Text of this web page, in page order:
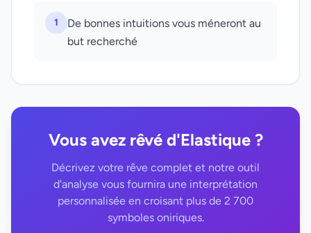
1
De bonnes intuitions vous méneront au
but recherché
Vous avez rêvé d'Elastique ?
Décrivez votre rêve complet et notre outil
d'analyse vous fournira une interprétation
personnalisée en croisant plus de 2 700
symboles oniriques.